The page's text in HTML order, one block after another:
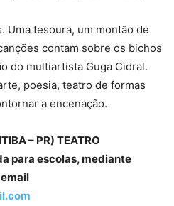
Uma tesoura, um montão de
contam sobre os bichos
do multiartista Guga Cidral.
poesia, teatro de formas
a encenação.
– PR) TEATRO
para escolas, mediante